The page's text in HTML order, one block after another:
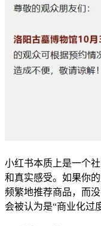
小红书本质上是一个
和真实感受。如果你
频繁地推荐商品，而
会被认为是“商业化过